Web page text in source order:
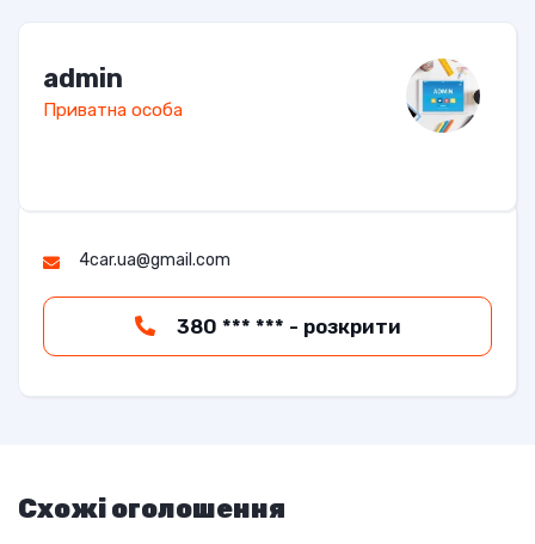
admin
Приватна особа
4car.ua@gmail.com
380 *** *** - розкрити
Схожі оголошення